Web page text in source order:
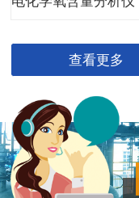
查看更多